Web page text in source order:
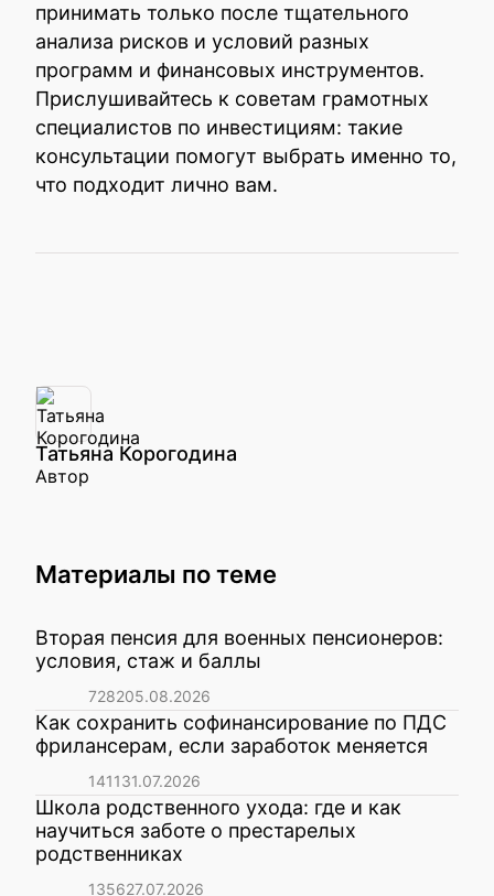
принимать только после тщательного
анализа рисков и условий разных
программ и финансовых инструментов.
Прислушивайтесь к советам грамотных
специалистов по инвестициям: такие
консультации помогут выбрать именно то,
что подходит лично вам.
Татьяна Корогодина
Автор
Материалы по теме
Вторая пенсия для военных пенсионеров:
условия, стаж и баллы
728205.08.2026
Как сохранить софинансирование по ПДС
фрилансерам, если заработок меняется
141131.07.2026
Школа родственного ухода: где и как
научиться заботе о престарелых
родственниках
135627.07.2026